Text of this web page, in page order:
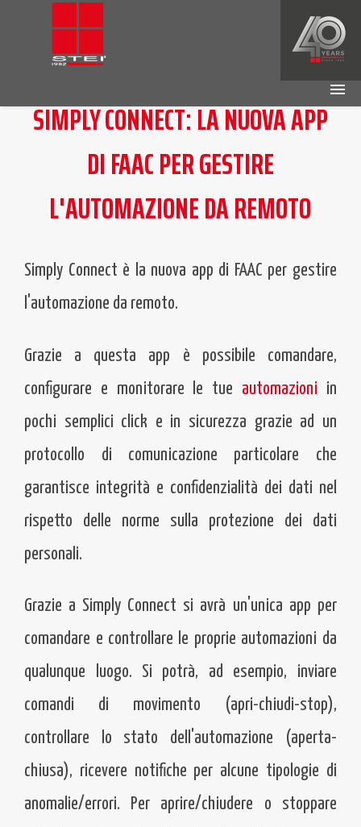
HOME
INTELLIGENZA ARTIFICIALE
TECNOLOGIA
CONTATTI
ASSISTENZA
NEWS
SIMPLY CONNECT: LA NUOVA APP
DI FAAC PER GESTIRE
L'AUTOMAZIONE DA REMOTO
Simply Connect è la nuova app di FAAC per gestire
l'automazione da remoto.
Grazie a questa app è possibile comandare,
configurare e monitorare le tue automazioni in
pochi semplici click e in sicurezza grazie ad un
protocollo di comunicazione particolare che
garantisce integrità e confidenzialità dei dati nel
rispetto delle norme sulla protezione dei dati
personali.
Grazie a Simply Connect si avrà un'unica app per
comandare e controllare le proprie automazioni da
qualunque luogo. Si potrà, ad esempio, inviare
comandi di movimento (apri-chiudi-stop),
controllare lo stato dell'automazione (aperta-
chiusa), ricevere notifiche per alcune tipologie di
anomalie/errori. Per aprire/chiudere o stoppare